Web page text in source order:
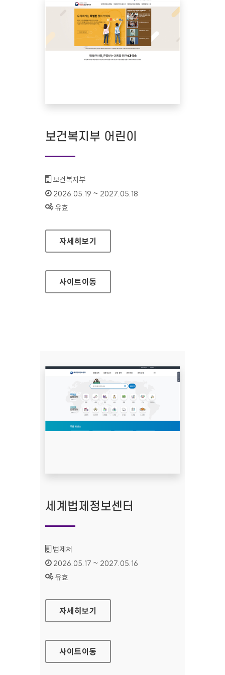
보건복지부 어린이
기관명 :
보건복지부
인증기간 :
2026.05.19 ~ 2027.05.18
상태 :
유효
보건복지부 어린이
자세히보기
사이트이동
세계법제정보센터
기관명 :
법제처
인증기간 :
2026.05.17 ~ 2027.05.16
상태 :
유효
세계법제정보센터
자세히보기
사이트이동